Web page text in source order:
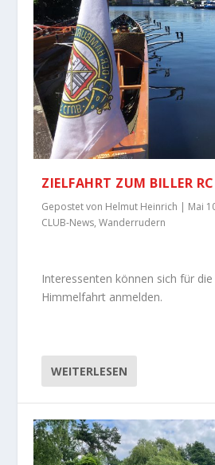
ZIELFAHRT ZUM BILLER
Gepostet von Helmut Heinrich | Mai
CLUB-News,Wanderrudern
Interessenten können sich für
Himmelfahrt anmelden.
WEITERLESEN